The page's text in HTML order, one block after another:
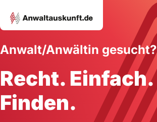
Anwalt/Anwältin gesucht?
Recht. Einfach.
Finden.